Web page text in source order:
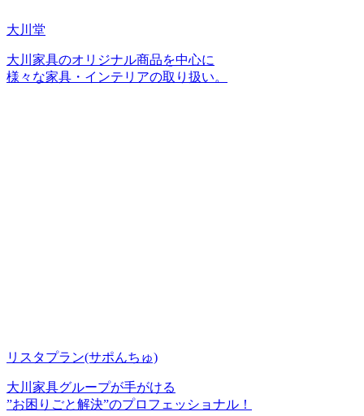
大川堂
大川家具のオリジナル商品を中心に
様々な家具・インテリアの取り扱い。
リスタプラン(サポんちゅ)
大川家具グループが手がける
”お困りごと解決”のプロフェッショナル！